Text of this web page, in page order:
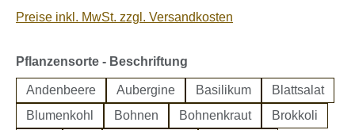
Preise inkl. MwSt. zzgl. Versandkosten
Pflanzensorte - Beschriftung
Andenbeere Aubergine Basilikum
Blattsalat
Blumenkohl
Bohnen Bohnenkraut
Brokkoli